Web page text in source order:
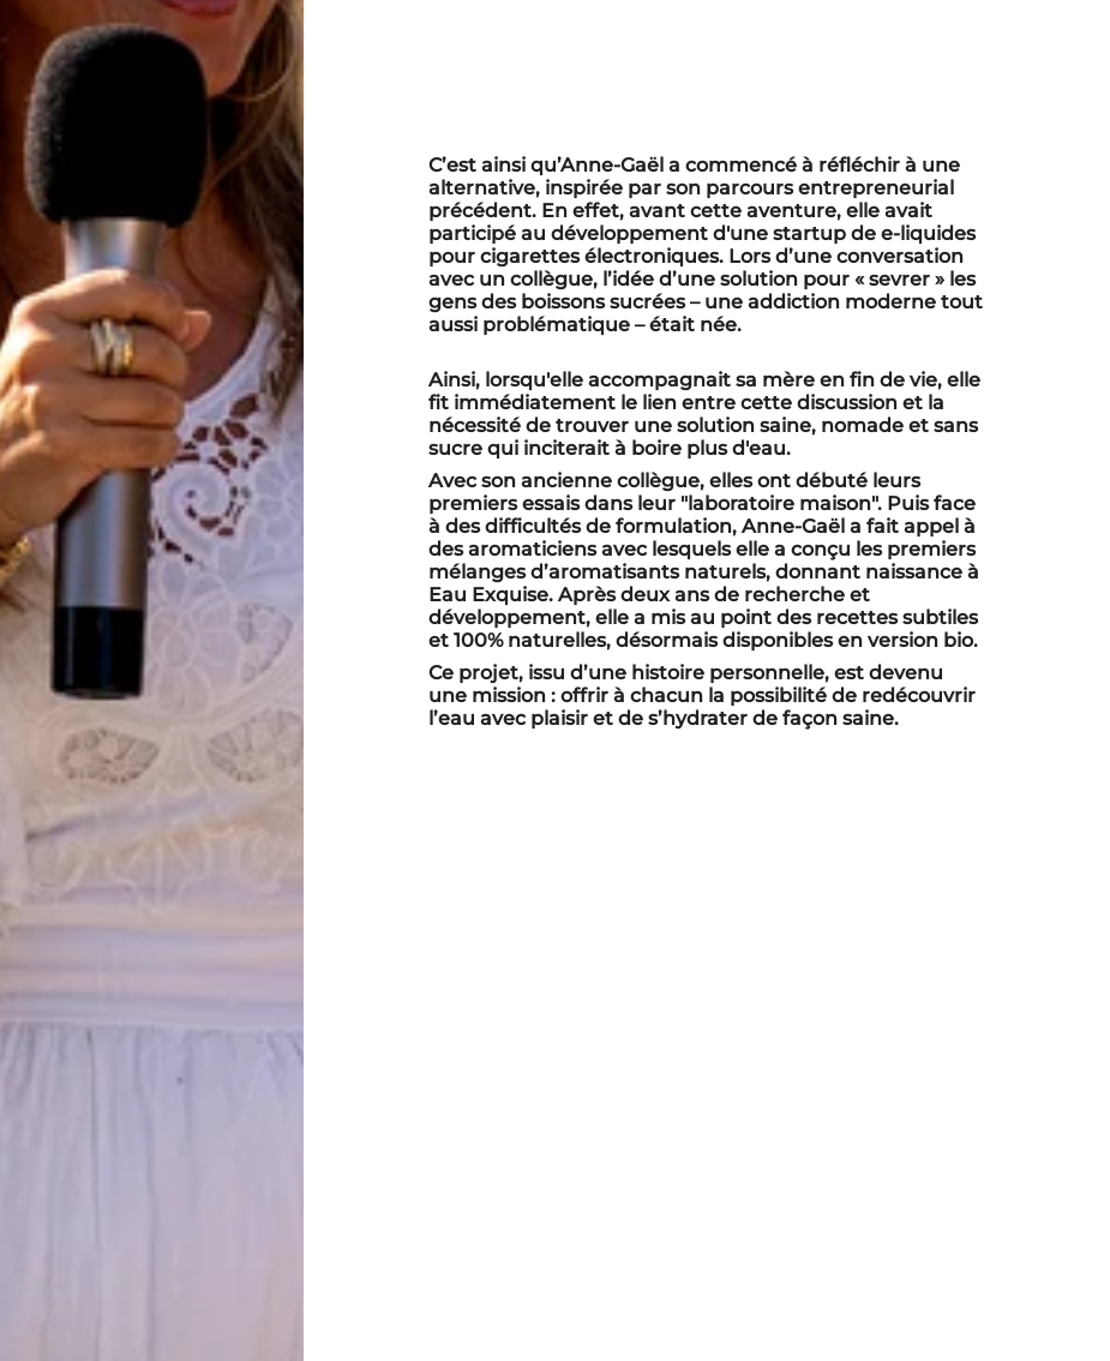
C’est ainsi qu’Anne-Gaël a commencé à réfléchir à une
alternative, inspirée par son parcours entrepreneurial
précédent. En effet, avant cette aventure, elle avait
participé au développement d'une startup de e-liquides
pour cigarettes électroniques. Lors d’une conversation
avec un collègue, l’idée d’une solution pour « sevrer » les
gens des boissons sucrées – une addiction moderne tout
aussi problématique – était née.
Ainsi, lorsqu'elle accompagnait sa mère en fin de vie, elle
fit immédiatement le lien entre cette discussion et la
nécessité de trouver une solution saine, nomade et sans
sucre qui inciterait à boire plus d'eau.
Avec son ancienne collègue, elles ont débuté leurs
premiers essais dans leur "laboratoire maison". Puis face
à des difficultés de formulation, Anne-Gaël a fait appel à
des aromaticiens avec lesquels elle a conçu les premiers
mélanges d’aromatisants naturels, donnant naissance à
Eau Exquise. Après deux ans de recherche et
développement, elle a mis au point des recettes subtiles
et 100% naturelles, désormais disponibles en version bio.
Ce projet, issu d’une histoire personnelle, est devenu
une mission : offrir à chacun la possibilité de redécouvrir
l’eau avec plaisir et de s’hydrater de façon saine.